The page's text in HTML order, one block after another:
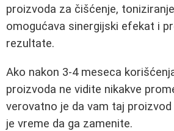
proizvoda za čišćenje,
omogućava sinergijski efekat i
rezultate.
Ako nakon 3-4 meseca
proizvoda ne vidite nikakve
verovatno je da vam taj
je vreme da ga zamenite.